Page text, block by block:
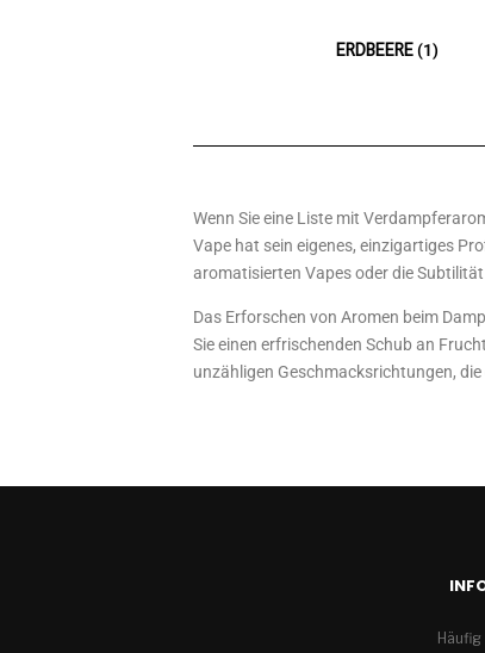
ERDBEERE(1)
Wenn Sie eine Liste mit
Vape hat sein eigenes, einzigartiges
aromatisierten Vapes oder die
Das Erforschen von Aromen beim
Sie einen erfrischenden Schub an
unzähligen Geschmacksrichtungen,